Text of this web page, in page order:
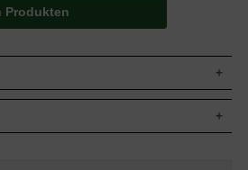
Produkten